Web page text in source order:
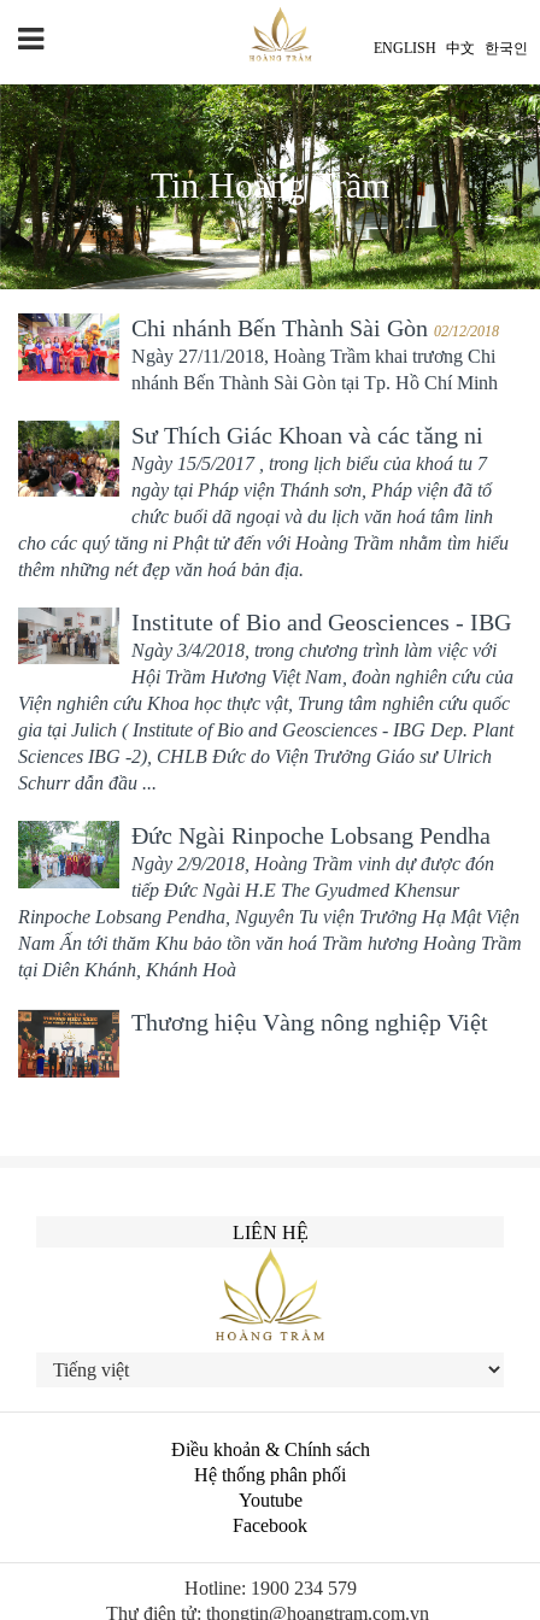
ENGLISH 中文 한국인
Tin Hoàng Trầm
Chi nhánh Bến Thành Sài Gòn 02/12/2018
Ngày 27/11/2018, Hoàng Trầm khai trương Chi
nhánh Bến Thành Sài Gòn tại Tp. Hồ Chí Minh
Sư Thích Giác Khoan và các tăng ni
Phật tử Pháp viện Thánh sơn06/09/2018
Ngày 15/5/2017 , trong lịch biểu của khoá tu 7
ngày tại Pháp viện Thánh sơn, Pháp viện đã tổ
chức buổi dã ngoại và du lịch văn hoá tâm linh
cho các quý tăng ni Phật tử đến với Hoàng Trầm nhằm tìm hiểu
thêm những nét đẹp văn hoá bản địa.
Institute of Bio and Geosciences - IBG
và Symrise CHLB Đức khảo sát và làm
việc với Hoàng Trầm05/09/2018
Ngày 3/4/2018, trong chương trình làm việc với
Hội Trầm Hương Việt Nam, đoàn nghiên cứu của
Viện nghiên cứu Khoa học thực vật, Trung tâm nghiên cứu quốc
gia tại Julich ( Institute of Bio and Geosciences - IBG Dep. Plant
Sciences IBG -2), CHLB Đức do Viện Trưởng Giáo sư Ulrich
Schurr dẫn đầu ...
Đức Ngài Rinpoche Lobsang Pendha
thăm Hoàng Trầm04/09/2018
Ngày 2/9/2018, Hoàng Trầm vinh dự được đón
tiếp Đức Ngài H.E The Gyudmed Khensur
Rinpoche Lobsang Pendha, Nguyên Tu viện Trưởng Hạ Mật Viện
Nam Ấn tới thăm Khu bảo tồn văn hoá Trầm hương Hoàng Trầm
tại Diên Khánh, Khánh Hoà
Thương hiệu Vàng nông nghiệp Việt
LIÊN HỆ
Điều khoản & Chính sách
Hệ thống phân phối
Youtube
Facebook
Hotline: 1900 234 579
Thư điện tử: thongtin@hoangtram.com.vn